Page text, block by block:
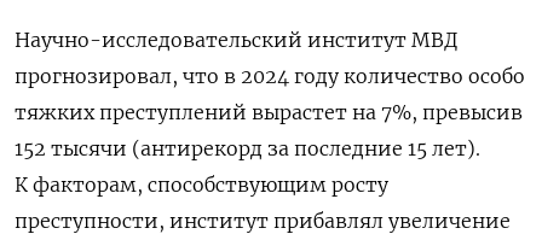
Научно-исследовательский институт МВД
прогнозировал, что в 2024 году количество особо
тяжких преступлений вырастет на 7%, превысив
152 тысячи (антирекорд за последние 15 лет).
К факторам, способствующим росту
преступности, институт прибавлял увеличение